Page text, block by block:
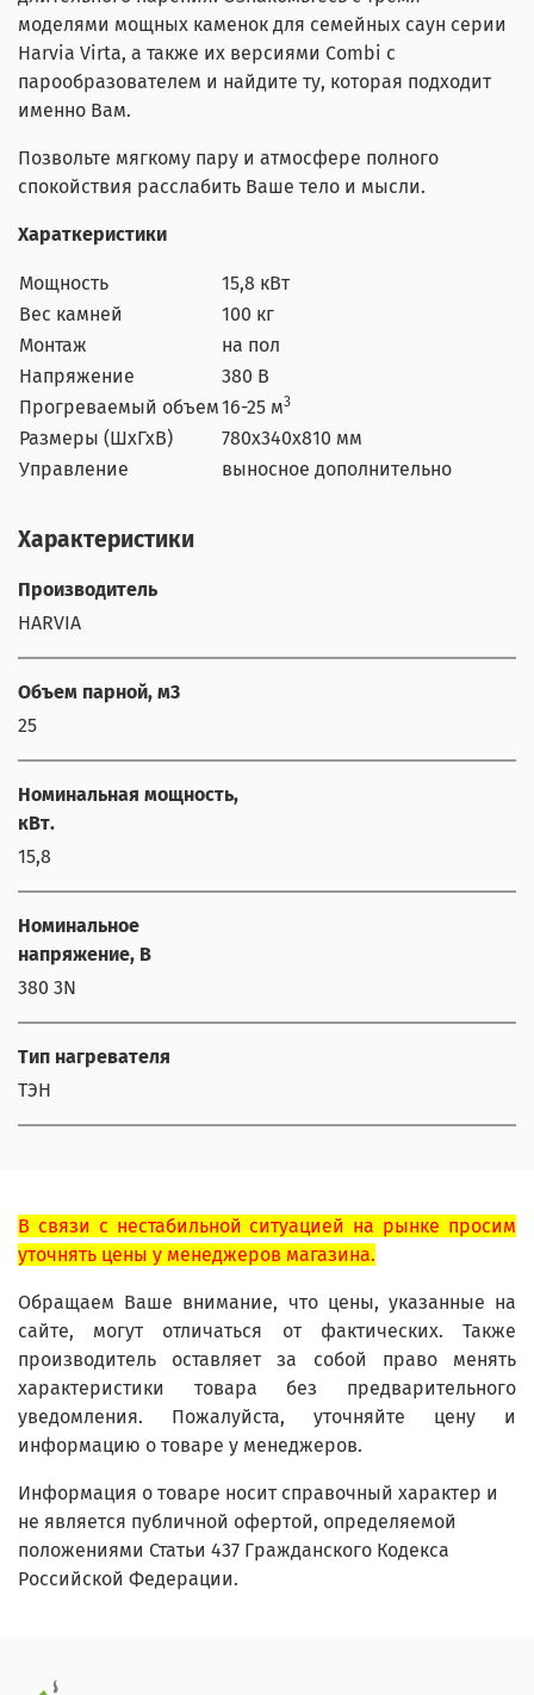
моделями мощных каменок для семейных саун серии
Harvia Virta, а также их версиями Combi с
парообразователем и найдите ту, которая подходит
именно Вам.
Позвольте мягкому пару и атмосфере полного
спокойствия расслабить Ваше тело и мысли.
Хараткеристики
Мощность 15,8 кВт
Вес камней
100 кг
Монтаж
на пол
Напряжение
380 В
Прогреваемый объем16-25 м3
Размеры (ШхГхВ) 780x340x810 мм
Управление
выносное дополнительно
Характеристики
Производитель
HARVIA
Объем парной, м3
25
Номинальная мощность,
кВт.
15,8
Номинальное
напряжение, В
380 3N
Тип нагревателя
ТЭН
В связи с нестабильной ситуацией на рынке просим
уточнять цены у менеджеров магазина.
Обращаем Ваше внимание, что цены, указанные на
сайте, могут отличаться от фактических. Также
производитель оставляет за собой право менять
характеристики товара без предварительного
уведомления. Пожалуйста, уточняйте цену и
информацию о товаре у менеджеров.
Информация о товаре носит справочный характер и
не является публичной офертой, определяемой
положениями Статьи 437 Гражданского Кодекса
Российской Федерации.